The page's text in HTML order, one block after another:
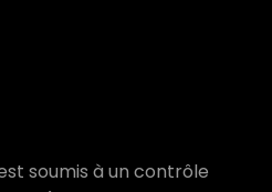
soumis à un contrôle